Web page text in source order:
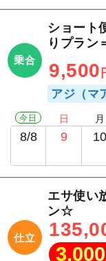
乗合
ショート
りプラン
9,500
アジ（マ
今日
8/8
日
9
月
10
仕立
エサ使い
ン☆
3,000